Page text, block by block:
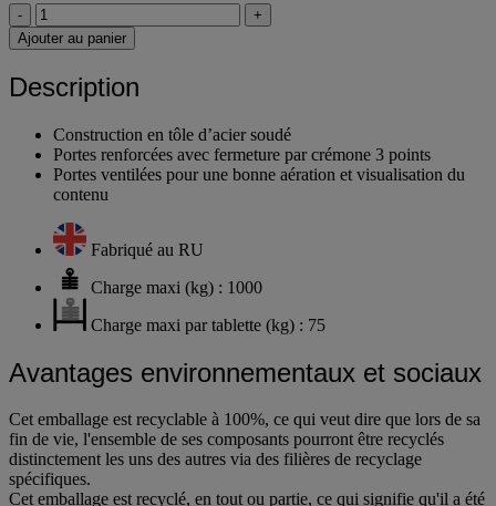
-
+
Ajouter au panier
Description
Construction en tôle d’acier soudé
Portes renforcées avec fermeture par crémone 3 points
Portes ventilées pour une bonne aération et visualisation du
contenu
Fabriqué au RU
Charge maxi (kg) : 1000
Charge maxi par tablette (kg) : 75
Avantages environnementaux et sociaux
Cet emballage est recyclable à 100%, ce qui veut dire que lors de sa
fin de vie, l'ensemble de ses composants pourront être recyclés
distinctement les uns des autres via des filières de recyclage
spécifiques.
Cet emballage est recyclé, en tout ou partie, ce qui signifie qu'il a été